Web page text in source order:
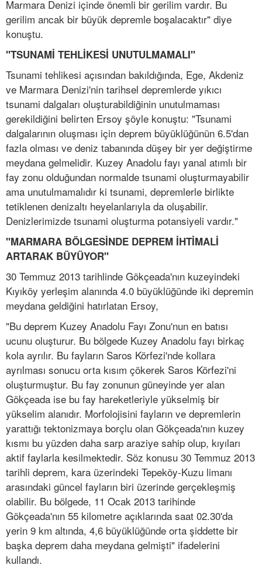
Marmara Denizi içinde önemli bir gerilim vardır. Bu
gerilim ancak bir büyük depremle boşalacaktır" diye
konuştu.
"TSUNAMİ TEHLİKESİ UNUTULMAMALI"
Tsunami tehlikesi açısından bakıldığında, Ege, Akdeniz
ve Marmara Denizi'nin tarihsel depremlerde yıkıcı
tsunami dalgaları oluşturabildiğinin unutulmaması
gerekildiğini belirten Ersoy şöyle konuştu: "Tsunami
dalgalarının oluşması için deprem büyüklüğünün 6.5'dan
fazla olması ve deniz tabanında düşey bir yer değiştirme
meydana gelmelidir. Kuzey Anadolu fayı yanal atımlı bir
fay zonu olduğundan normalde tsunami oluşturmayabilir
ama unutulmamalıdır ki tsunami, depremlerle birlikte
tetiklenen denizaltı heyelanlarıyla da oluşabilir.
Denizlerimizde tsunami oluşturma potansiyeli vardır."
"MARMARA BÖLGESİNDE DEPREM İHTİMALİ
ARTARAK BÜYÜYOR"
30 Temmuz 2013 tarihlinde Gökçeada'nın kuzeyindeki
Kıyıköy yerleşim alanında 4.0 büyüklüğünde iki depremin
meydana geldiğini hatırlatan Ersoy,
"Bu deprem Kuzey Anadolu Fayı Zonu'nun en batısı
ucunu oluşturur. Bu bölgede Kuzey Anadolu fayı birkaç
kola ayrılır. Bu fayların Saros Körfezi'nde kollara
ayrılması sonucu orta kısım çökerek Saros Körfezi'ni
oluşturmuştur. Bu fay zonunun güneyinde yer alan
Gökçeada ise bu fay hareketleriyle yükselmiş bir
yükselim alanıdır. Morfolojisini fayların ve depremlerin
yarattığı tektonizmaya borçlu olan Gökçeada'nın kuzey
kısmı bu yüzden daha sarp araziye sahip olup, kıyıları
aktif faylarla kesilmektedir. Söz konusu 30 Temmuz 2013
tarihli deprem, kara üzerindeki Tepeköy-Kuzu limanı
arasındaki güncel fayların biri üzerinde gerçekleşmiş
olabilir. Bu bölgede, 11 Ocak 2013 tarihinde
Gökçeada'nın 55 kilometre açıklarında saat 02.30'da
yerin 9 km altında, 4,6 büyüklüğünde orta şiddette bir
başka deprem daha meydana gelmişti" ifadelerini
kullandı.